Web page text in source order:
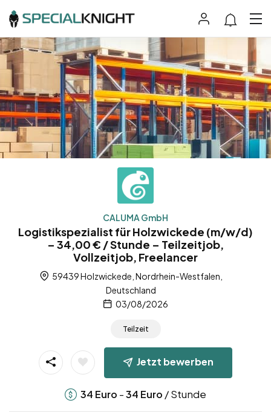
CALUMA GmbH
Logistikspezialist für Holzwickede (m/w/d)
– 34,00 € / Stunde – Teilzeitjob,
Vollzeitjob, Freelancer
59439 Holzwickede, Nordrhein-Westfalen,
Deutschland
03/08/2026
Teilzeit
Jetzt bewerben
34 Euro -34 Euro / Stunde